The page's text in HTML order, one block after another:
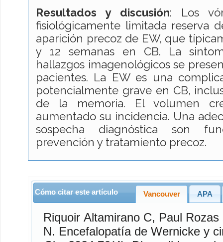
Resultados y
discusión: Los
fisiológicamente limitada reserva
aparición precoz de EW, que
y 12 semanas en CB. La
hallazgos imagenológicos se
pacientes. La EW es una
potencialmente grave en CB,
de la memoria. El volumen
aumentado su incidencia. Una
sospecha diagnóstica son
prevención y tratamiento precoz.
Cómo citar este artículo Vancouver APA
Riquoir AltamiranoC, Paul Rozas
N. Encefalopatía de Wernicke y